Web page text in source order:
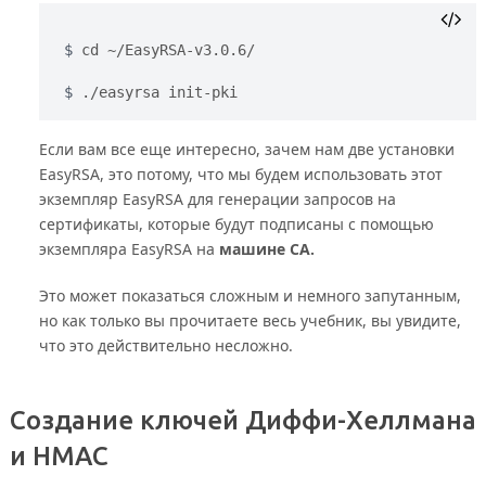
cd ~/EasyRSA-v3.0.6/
./easyrsa init-pki
Если вам все еще интересно, зачем нам две установки
EasyRSA, это потому, что мы будем использовать этот
экземпляр EasyRSA для генерации запросов на
сертификаты, которые будут подписаны с помощью
экземпляра EasyRSA на машине CA.
Это может показаться сложным и немного запутанным,
но как только вы прочитаете весь учебник, вы увидите,
что это действительно несложно.
Создание ключей Диффи-Хеллмана
и HMAC